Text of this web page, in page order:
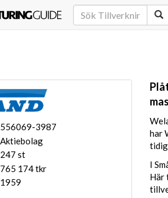
556069-3987
Aktiebolag
247 st
765 174 tkr
1959
har
I
Här